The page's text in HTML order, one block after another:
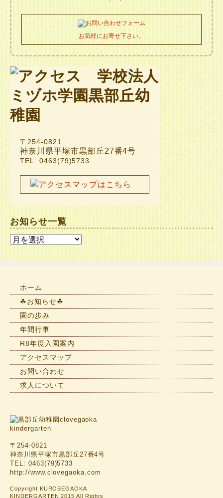
お気軽にお寄せ下さい。
〒254-0821
神奈川県平塚市黒部丘27番4号
TEL: 0463(79)5733
お知らせ一覧
お
知
ら
ホーム
☘お知らせ☘
園の歩み
年間行事
R8年度入園案内
アクセスマップ
お問い合わせ
求人について
〒254-0821
神奈川県平塚市黒部丘27番4号
TEL: 0463(79)5733
http://www.clovegaoka.com
Copyright KUROBEGAOKA
KINDERGARTEN 2015 All Rights